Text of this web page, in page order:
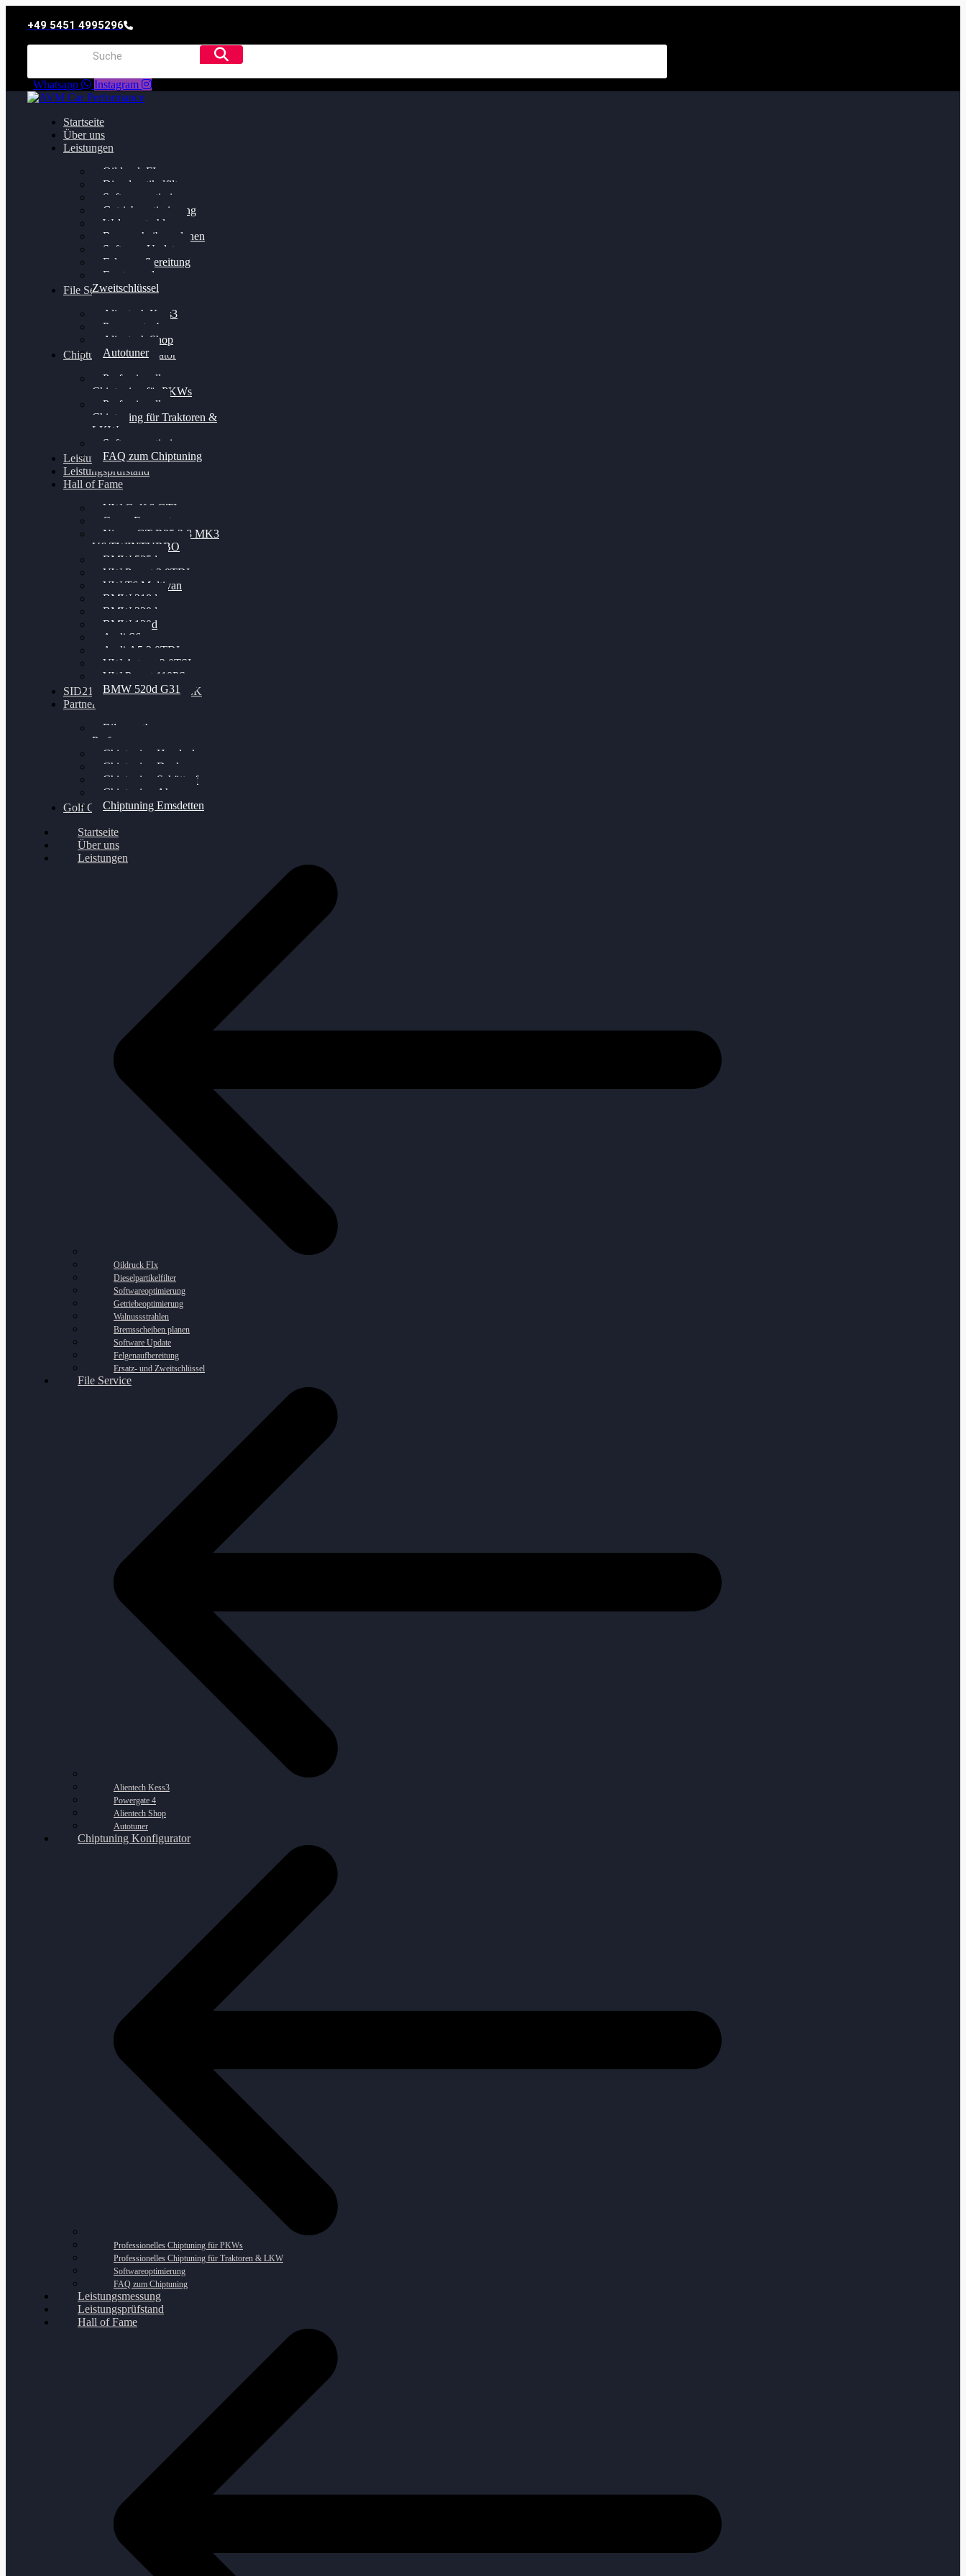
+49 5451 4995296
Whatsapp Instagram
Startseite
Über uns
Leistungen
Oildruck FIx
Dieselpartikelfilter
Softwareoptimierung
Getriebeoptimierung
Walnussstrahlen
Bremsscheiben planen
Software Update
Felgenaufbereitung
Ersatz- und
Zweitschlüssel
File Service
Alientech Kess3
Powergate 4
Alientech Shop
Autotuner
Chiptuning Konfigurator
Professionelles
Chiptuning für PKWs
Professionelles
Chiptuning für Traktoren &
LKW
Softwareoptimierung
FAQ zum Chiptuning
Leistungsmessung
Leistungsprüfstand
Hall of Fame
VW Golf 6 GTI
Cupra Formentor
Nissan GT-R35 3.8 MK3
V6 TWINTURBO
BMW 525d
VW Passat 2.0TDI
VW T6 Multivan
BMW 318d
BMW 320d
BMW 120d
Audi S6
Audi A5 3.0TDI
VW Arteon 2.0TSI
VW Passat 110PS
BMW 520d G31
SID212 / 212EVO UNLOCK
Partner
Bilgenroth
Performance
Chiptuning Herzlacke
Chiptuning Duelmen
Chiptuning Schüttorf
Chiptuning Ahaus
Chiptuning Emsdetten
Golf Gewinnspiel
Startseite
Über uns
Leistungen
Oildruck FIx
Dieselpartikelfilter
Softwareoptimierung
Getriebeoptimierung
Walnussstrahlen
Bremsscheiben planen
Software Update
Felgenaufbereitung
Ersatz- und Zweitschlüssel
File Service
Alientech Kess3
Powergate 4
Alientech Shop
Autotuner
Chiptuning Konfigurator
Professionelles Chiptuning für PKWs
Professionelles Chiptuning für Traktoren & LKW
Softwareoptimierung
FAQ zum Chiptuning
Leistungsmessung
Leistungsprüfstand
Hall of Fame